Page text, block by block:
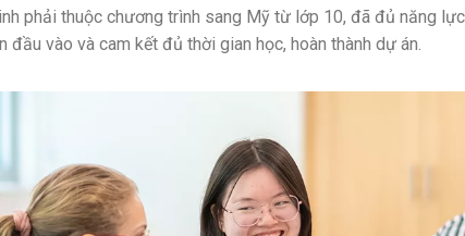
phải thuộc chương trình sang Mỹ từ lớp 10, đã đủ năng
đầu vào và cam kết đủ thời gian học, hoàn thành dự án.